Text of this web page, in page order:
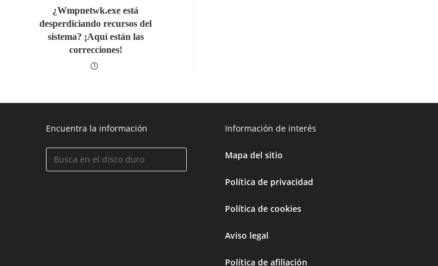
¿Wmpnetwk.exe está
desperdiciando recursos del
sistema? ¡Aquí están las
correcciones!
Encuentra la información Información de interés
Mapa del sitio
Política de privacidad
Política de cookies
Aviso legal
Política de afiliación